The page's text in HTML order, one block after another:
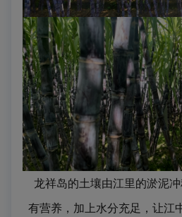
龙祥岛的土壤由江里的淤泥
有营养，加上水分充足，让江